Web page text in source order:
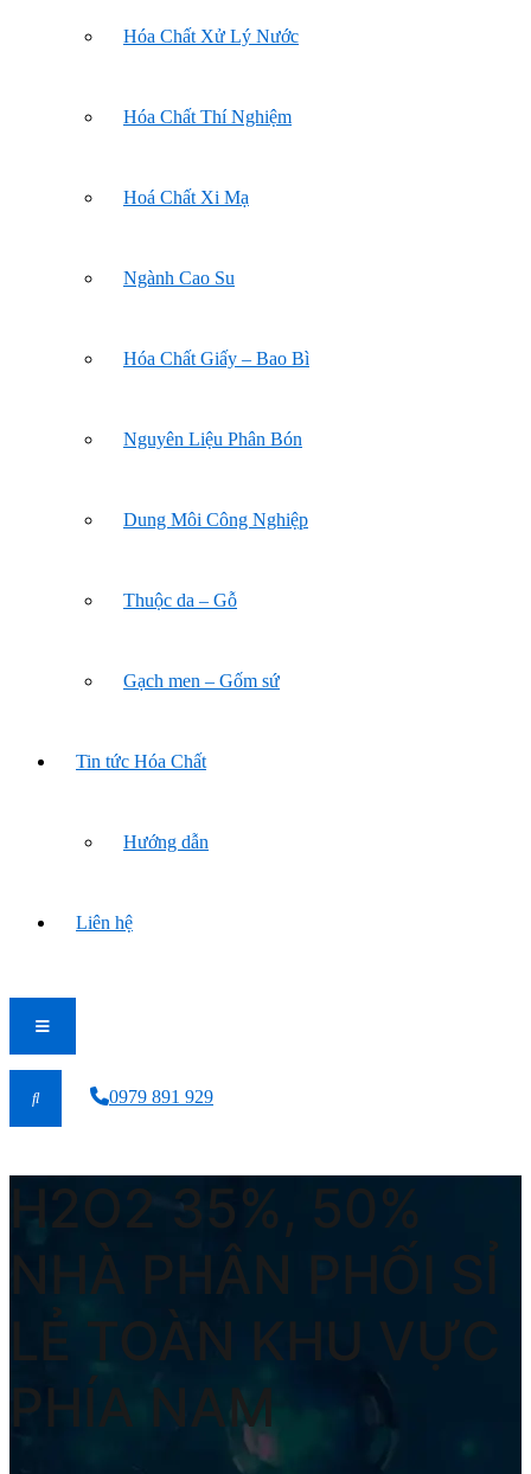
Hóa Chất Xử Lý Nước
Hóa Chất Thí Nghiệm
Hoá Chất Xi Mạ
Ngành Cao Su
Hóa Chất Giấy – Bao Bì
Nguyên Liệu Phân Bón
Dung Môi Công Nghiệp
Thuộc da – Gỗ
Gạch men – Gốm sứ
Tin tức Hóa Chất
Hướng dẫn
Liên hệ
0979 891 929
H2O2 35%, 50%
NHÀ PHÂN PHỐI SỈ
LẺ TOÀN KHU VỰC
PHÍA NAM